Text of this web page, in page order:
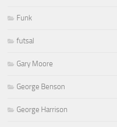
Funk
futsal
Gary Moore
George Benson
George Harrison